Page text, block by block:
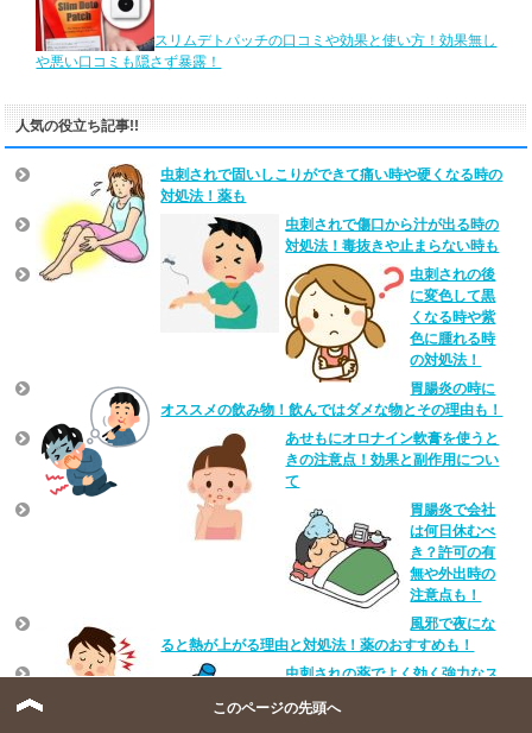
スリムデトパッチの口コミや効果と使い方！効果無し
や悪い口コミも隠さず暴露！
人気の役立ち記事!!
虫刺されで固いしこりができて痛い時や硬くなる時の
対処法！薬も
虫刺されで傷口から汁が出る時の
対処法！毒抜きや止まらない時も
虫刺されの後
に変色して黒
くなる時や紫
色に腫れる時
の対処法！
胃腸炎の時に
オススメの飲み物！飲んではダメな物とその理由も！
あせもにオロナイン軟膏を使うと
きの注意点！効果と副作用につい
て
胃腸炎で会社
は何日休むべ
き？許可の有
無や外出時の
注意点も！
風邪で夜にな
ると熱が上がる理由と対処法！薬のおすすめも！
虫刺されの薬でよく効く強力なス
このページの先頭へ